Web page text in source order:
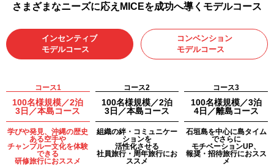
さまざまなニーズに応えMICEを成功へ導くモデルコース
インセンティブ
モデルコース
コンベンション
モデルコース
コース1
100名様規模／2泊
3日／本島コース
学びや発見、沖縄の歴史
ある空手や
チャンプルー文化を体験
できる
研修旅行におススメ
コース2
100名様規模／2泊
3日／本島コース
組織の絆・コミュニケー
ションを
活性化させる
社員旅行・周年旅行にお
ススメ
コース3
100名様規模／3泊
4日／離島コース
石垣島を中心に島タイム
でさらに
モチベーションUP、
報奨・招待旅行におスス
メ